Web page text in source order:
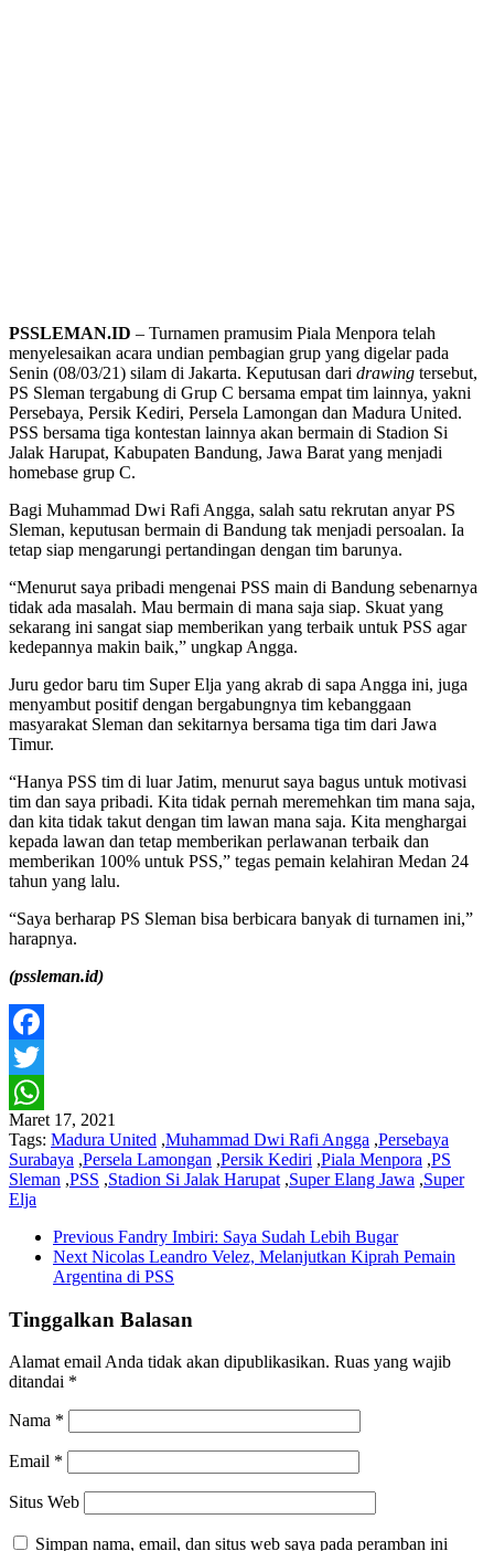
PSSLEMAN.ID – Turnamen pramusim Piala Menpora telah
menyelesaikan acara undian pembagian grup yang digelar pada
Senin (08/03/21) silam di Jakarta. Keputusan dari drawing tersebut,
PS Sleman tergabung di Grup C bersama empat tim lainnya, yakni
Persebaya, Persik Kediri, Persela Lamongan dan Madura United.
PSS bersama tiga kontestan lainnya akan bermain di Stadion Si
Jalak Harupat, Kabupaten Bandung, Jawa Barat yang menjadi
homebase grup C.
Bagi Muhammad Dwi Rafi Angga, salah satu rekrutan anyar PS
Sleman, keputusan bermain di Bandung tak menjadi persoalan. Ia
tetap siap mengarungi pertandingan dengan tim barunya.
“Menurut saya pribadi mengenai PSS main di Bandung sebenarnya
tidak ada masalah. Mau bermain di mana saja siap. Skuat yang
sekarang ini sangat siap memberikan yang terbaik untuk PSS agar
kedepannya makin baik,” ungkap Angga.
Juru gedor baru tim Super Elja yang akrab di sapa Angga ini, juga
menyambut positif dengan bergabungnya tim kebanggaan
masyarakat Sleman dan sekitarnya bersama tiga tim dari Jawa
Timur.
“Hanya PSS tim di luar Jatim, menurut saya bagus untuk motivasi
tim dan saya pribadi. Kita tidak pernah meremehkan tim mana saja,
dan kita tidak takut dengan tim lawan mana saja. Kita menghargai
kepada lawan dan tetap memberikan perlawanan terbaik dan
memberikan 100% untuk PSS,” tegas pemain kelahiran Medan 24
tahun yang lalu.
“Saya berharap PS Sleman bisa berbicara banyak di turnamen ini,”
harapnya.
(pssleman.id)
Facebook
Twitter
WhatsApp
Maret 17, 2021
Tags: Madura United ,Muhammad Dwi Rafi Angga ,Persebaya
Surabaya ,Persela Lamongan ,Persik Kediri ,Piala Menpora ,PS
Sleman ,PSS ,Stadion Si Jalak Harupat ,Super Elang Jawa ,Super
Elja
Previous Fandry Imbiri: Saya Sudah Lebih Bugar
Next Nicolas Leandro Velez, Melanjutkan Kiprah Pemain
Argentina di PSS
Tinggalkan Balasan
Alamat email Anda tidak akan dipublikasikan. Ruas yang wajib
ditandai *
Nama *
Email *
Situs Web
Simpan nama, email, dan situs web saya pada peramban ini